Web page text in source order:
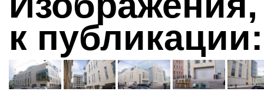
к публикации: